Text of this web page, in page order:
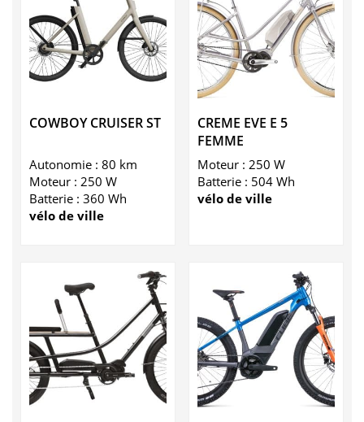
COWBOY CRUISER ST
Autonomie : 80 km
Moteur : 250 W
Batterie : 360 Wh
vélo de ville
CREME EVE E 5
FEMME
Moteur : 250 W
Batterie : 504 Wh
vélo de ville